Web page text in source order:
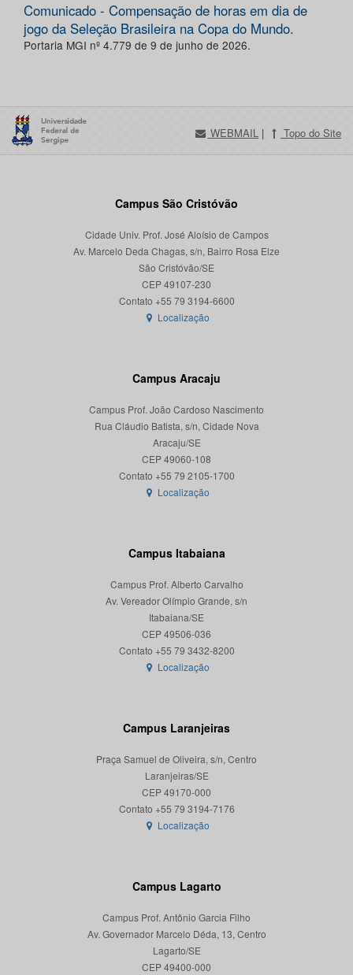
Comunicado - Compensação de horas em dia de
jogo da Seleção Brasileira na Copa do Mundo.
Portaria MGI nº 4.779 de 9 de junho de 2026.
WEBMAIL | Topo do Site
Campus São Cristóvão
Cidade Univ. Prof. José Aloísio de Campos
Av. Marcelo Deda Chagas, s/n, Bairro Rosa Elze
São Cristóvão/SE
CEP 49107-230
Localização
Campus Aracaju
Campus Prof. João Cardoso Nascimento
Rua Cláudio Batista, s/n, Cidade Nova
Aracaju/SE
CEP 49060-108
Localização
Campus Itabaiana
Campus Prof. Alberto Carvalho
Av. Vereador Olímpio Grande, s/n
Itabaiana/SE
CEP 49506-036
Localização
Campus Laranjeiras
Praça Samuel de Oliveira, s/n, Centro
Laranjeiras/SE
CEP 49170-000
Localização
Campus Lagarto
Campus Prof. Antônio Garcia Filho
Av. Governador Marcelo Déda, 13, Centro
Lagarto/SE
CEP 49400-000